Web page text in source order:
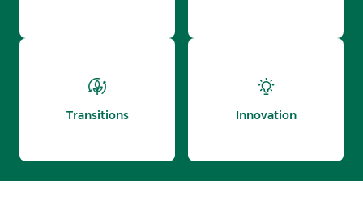
Transitions Innovation